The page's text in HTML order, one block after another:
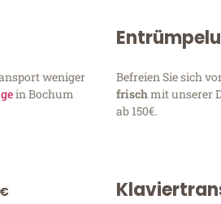
weniger
in Bochum
Befreien Sie sich
frischmit unserer
ab 150€.